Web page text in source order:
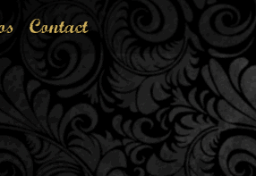
Contact